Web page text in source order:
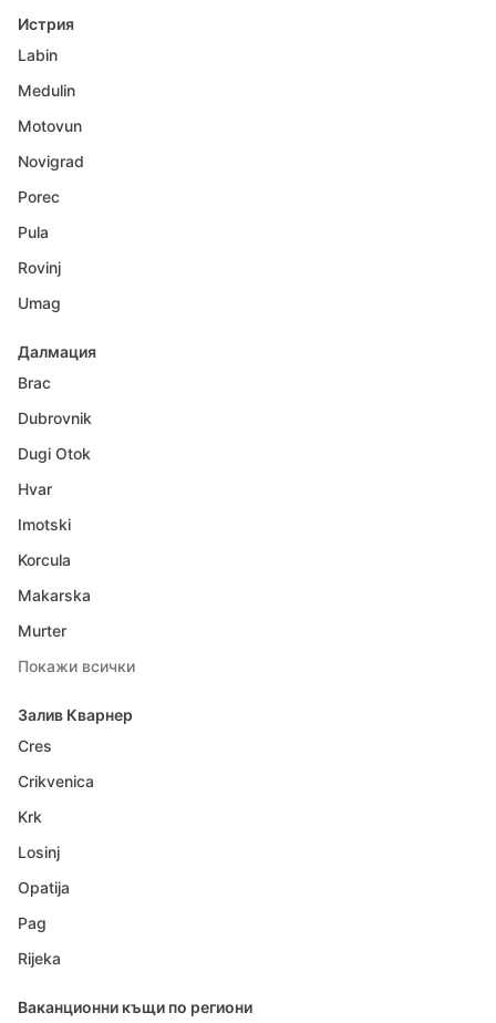
Истрия
Labin
Medulin
Motovun
Novigrad
Porec
Pula
Rovinj
Umag
Далмация
Brac
Dubrovnik
Dugi Otok
Hvar
Imotski
Korcula
Makarska
Murter
Покажи всички
Залив Кварнер
Cres
Crikvenica
Krk
Losinj
Opatija
Pag
Rijeka
Ваканционни къщи по региони